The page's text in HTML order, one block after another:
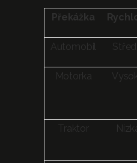
Překážka
Automobil
Motorka
Traktor